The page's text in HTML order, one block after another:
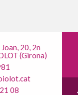
Joan, 20, 2n
(Girona)
08